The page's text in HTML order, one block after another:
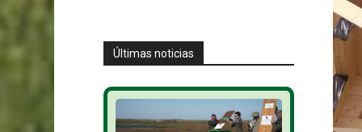
Últimas noticias